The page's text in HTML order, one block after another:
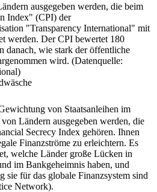
ausgegeben werden, die beim
Index" (CPI) der
"Transparency International" mit
werden. Der CPI bewertet 180
danach, wie stark der öffentliche
wird. (Datenquelle:
von Staatsanleihen im
Ländern ausgegeben werden, die
Secrecy Index gehören. Ihnen
Finanzströme zu erleichtern. Es
welche Länder große Lücken in
im Bankgeheimnis haben, und
sie für das globale Finanzsystem sind
Network).